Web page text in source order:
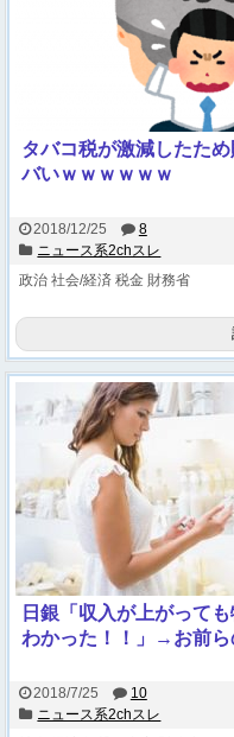
タバコ税が激減したた
バいｗｗｗｗｗｗ
2018/12/25
8
ニュース系2chスレ
政治 社会/経済 税金 財務省
日銀「収入が上がって
わかった！！」→お前ら
2018/7/25
10
ニュース系2chスレ